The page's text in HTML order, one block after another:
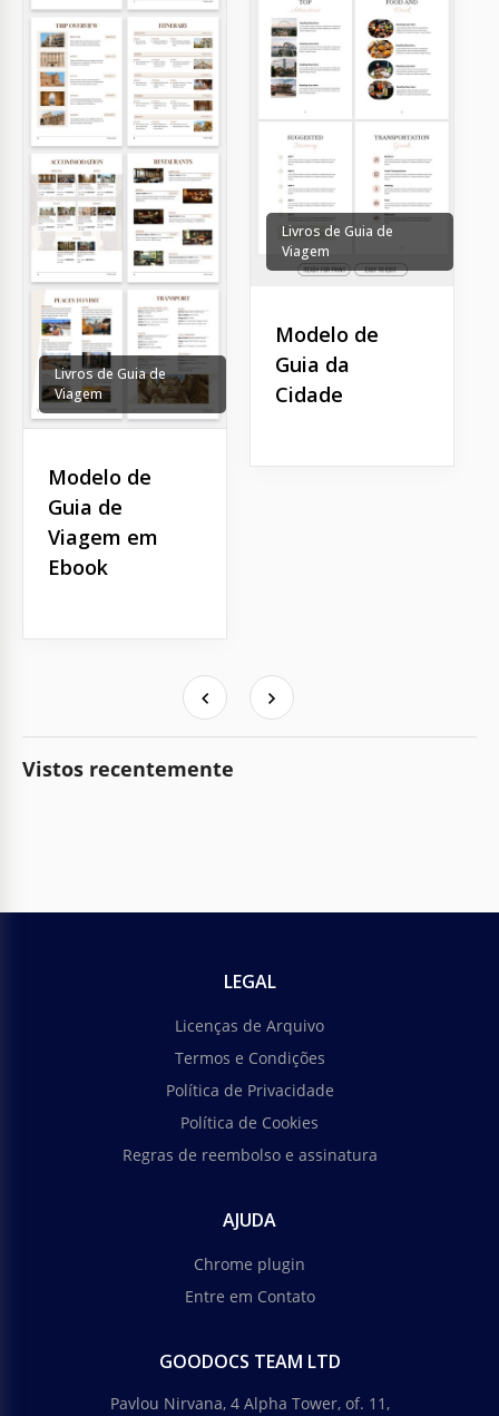
Livros de Guia de
Viagem
Modelo de
Guia de
Viagem em
Ebook
Livros de Guia de
Viagem
Modelo de
Guia da
Cidade
Vistos recentemente
LEGAL
Licenças de Arquivo
Termos e Condições
Política de Privacidade
Política de Cookies
Regras de reembolso e assinatura
AJUDA
Chrome plugin
Entre em Contato
GOODOCS TEAM LTD
Pavlou Nirvana, 4 Alpha Tower, of. 11,